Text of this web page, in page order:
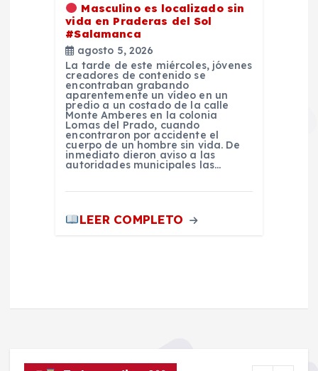
Masculino es localizado sin
vida en Praderas del Sol
#Salamanca
agosto 5, 2026
La tarde de este miércoles, jóvenes
creadores de contenido se
encontraban grabando
aparentemente un vídeo en un
predio a un costado de la calle
Monte Amberes en la colonia
Lomas del Prado, cuando
encontraron por accidente el
cuerpo de un hombre sin vida. De
inmediato dieron aviso a las
autoridades municipales las…
LEER COMPLETO